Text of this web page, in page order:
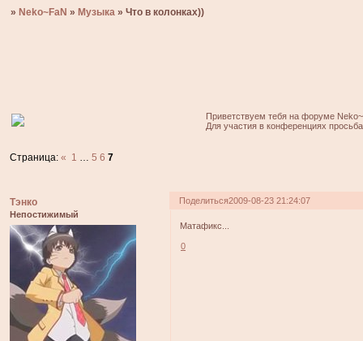
» Neko~FaN » Музыка »Что в колонках))
Приветствуем тебя на форуме
Для участия в конференциях
Страница:« 1 … 5 6 7
Поделиться2009-08-23 21:24:07
Тэнко
Непостижимый
Матафикс...
0